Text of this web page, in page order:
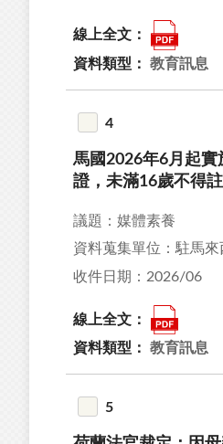
線上全文：
資料類型： 教育訊息
4
馬國2026年6月起
證，未滿16歲不得
議題：媒體素養
資料蒐集單位：駐馬
收件日期：2026/06
線上全文：
資料類型： 教育訊息
5